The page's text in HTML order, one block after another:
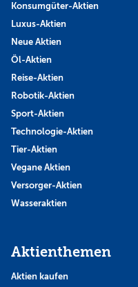
Konsumgüter-Aktien
Luxus-Aktien
Neue Aktien
Öl-Aktien
Reise-Aktien
Robotik-Aktien
Sport-Aktien
Technologie-Aktien
Tier-Aktien
Vegane Aktien
Versorger-Aktien
Wasseraktien
Aktienthemen
Aktien kaufen